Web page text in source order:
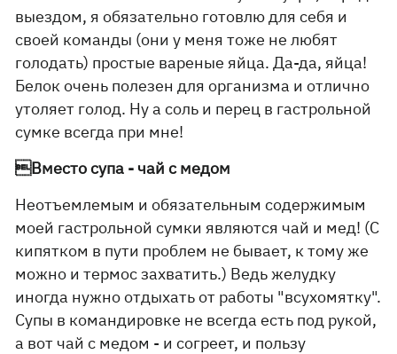
выездом, я обязательно готовлю для себя и
своей команды (они у меня тоже не любят
голодать) простые вареные яйца. Да-да, яйца!
Белок очень полезен для организма и отлично
утоляет голод. Ну а соль и перец в гастрольной
сумке всегда при мне!
Вместо супа - чай с медом
Неотъемлемым и обязательным содержимым
моей гастрольной сумки являются чай и мед! (С
кипятком в пути проблем не бывает, к тому же
можно и термос захватить.) Ведь желудку
иногда нужно отдыхать от работы "всухомятку".
Супы в командировке не всегда есть под рукой,
а вот чай с медом - и согреет, и пользу